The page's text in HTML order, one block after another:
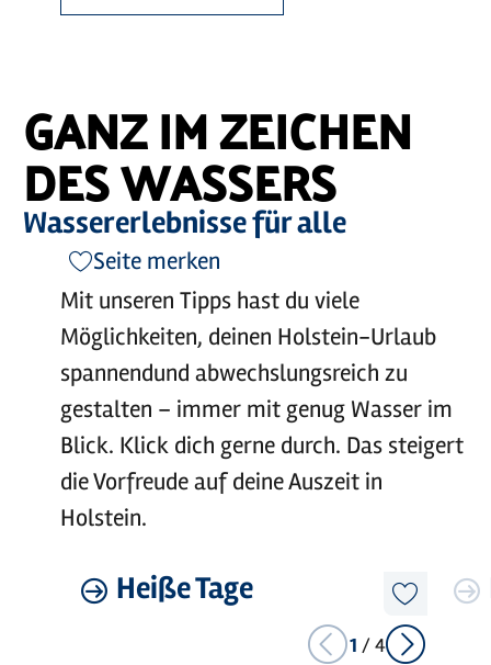
GANZ IM ZEICHEN
DES WASSERS
Wassererlebnisse für alle
Seite merken
Mit unseren Tipps hast du viele
Möglichkeiten, deinen Holstein-Urlaub
spannendund abwechslungsreich zu
gestalten – immer mit genug Wasser im
Blick. Klick dich gerne durch. Das steigert
die Vorfreude auf deine Auszeit in
Holstein.
Diesen
Artikel
merken
Heiße Tage
Mehr
erfahren
Mehr
1 /4